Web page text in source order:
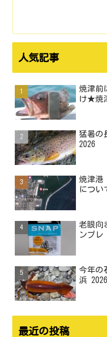
人気記事
焼津前
け★焼
猛暑の
2026
焼津港
につ
老眼向
ンプレ
今年の
浜 2026
最近の投稿